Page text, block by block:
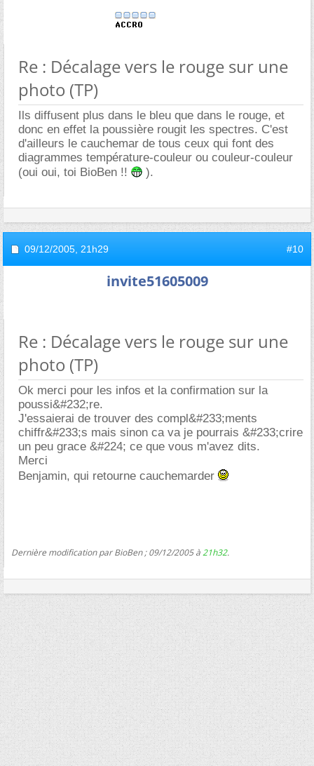
Re : Décalage vers le rouge sur une
photo (TP)
Ils diffusent plus dans le bleu que dans le rouge, et
donc en effet la poussière rougit les spectres. C'est
d'ailleurs le cauchemar de tous ceux qui font des
diagrammes température-couleur ou couleur-couleur
(oui oui, toi BioBen !!
).
09/12/2005, 21h29 #10
invite51605009
Re : Décalage vers le rouge sur une
photo (TP)
Ok merci pour les infos et la confirmation sur la
poussi&#232;re.
J'essaierai de trouver des compl&#233;ments
chiffr&#233;s mais sinon ca va je pourrais &#233;crire
un peu grace &#224; ce que vous m'avez dits.
Merci
Benjamin, qui retourne cauchemarder
Dernière modification par BioBen ; 09/12/2005 à21h32.